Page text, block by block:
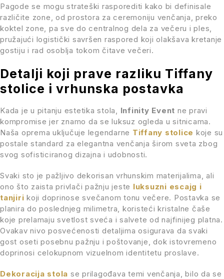
Pagode se mogu strateški rasporediti kako bi definisale
različite zone, od prostora za ceremoniju venčanja, preko
koktel zone, pa sve do centralnog dela za večeru i ples,
pružajući logistički savršen raspored koji olakšava kretanje
gostiju i rad osoblja tokom čitave večeri.
Detalji koji prave razliku Tiffany
stolice i vrhunska postavka
Kada je u pitanju estetika stola, Infinity Event ne pravi
kompromise jer znamo da se luksuz ogleda u sitnicama.
Naša oprema uključuje legendarne Tiffany stolice koje su
postale standard za elegantna venčanja širom sveta zbog
svog sofisticiranog dizajna i udobnosti.
Svaki sto je pažljivo dekorisan vrhunskim materijalima, ali
ono što zaista privlači pažnju jeste luksuzni escajg i
tanjiri koji doprinose svečanom tonu večere. Postavka se
planira do poslednjeg milimetra, koristeći kristalne čaše
koje prelamaju svetlost sveća i salvete od najfinijeg platna.
Ovakav nivo posvećenosti detaljima osigurava da svaki
gost oseti posebnu pažnju i poštovanje, dok istovremeno
doprinosi celokupnom vizuelnom identitetu proslave.
Dekoracija stola se prilagođava temi venčanja, bilo da se